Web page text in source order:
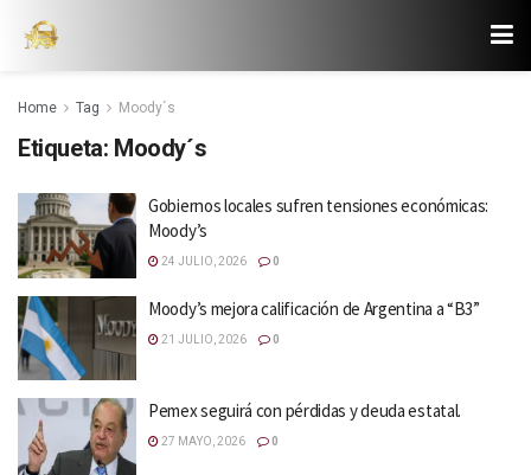
Home Tag Moody´s
Etiqueta: Moody´s
Gobiernos locales sufren tensiones económicas:
Moody’s
24 JULIO, 2026 0
Moody’s mejora calificación de Argentina a “B3”
21 JULIO, 2026 0
Pemex seguirá con pérdidas y deuda estatal.
27 MAYO, 2026 0